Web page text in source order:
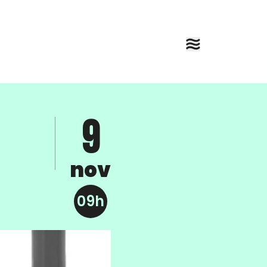
9
nov
09h